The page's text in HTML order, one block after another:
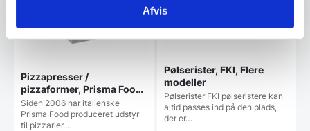
Afvis
Pizzapresser /
pizzaformer, Prisma Food
model PRESSA
Siden 2006 har italienske
Prisma Food produceret udstyr
til pizzarier.…
Pølserister, FKI, Flere
modeller
Pølserister FKI pølseristere kan
altid passes ind på den plads,
der er…